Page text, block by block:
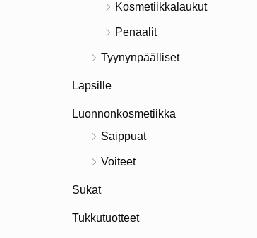
Kosmetiikkalaukut
Penaalit
Tyynynpäälliset
Lapsille
Luonnonkosmetiikka
Saippuat
Voiteet
Sukat
Tukkutuotteet